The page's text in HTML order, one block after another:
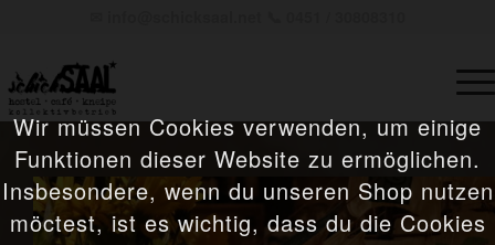
Wir müssen Cookies verwenden, um einige
Funktionen dieser Website zu ermöglichen.
Insbesondere, wenn du unseren Shop nutzen
möctest, ist es wichtig, dass du die Cookies